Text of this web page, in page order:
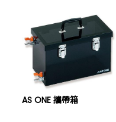
AS ONE 攜帶箱